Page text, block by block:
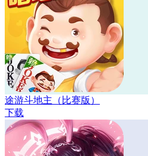
途游斗地主（比赛版）
下载